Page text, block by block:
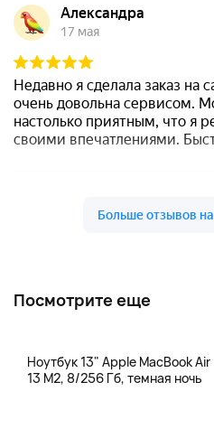
Посмотрите еще
Ноутбук 13" Apple MacBook Air
13 M2, 8/256 Гб, темная ночь